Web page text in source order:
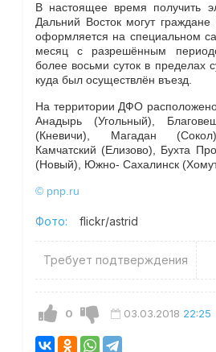
В настоящее время получить
Дальний Восток могут граждане
оформляется на специальном
месяц с разрешённым
более восьми суток в пределах
куда был осуществлён въезд.
На территории ДФО
Анадырь (Угольный),
(Кневичи), Магадан
Камчатский (Елизово), Бухта
(Новый), Южно- Сахалинск
© pnp.ru
Фото: flickr/astrid
Требует подтверждения
0 03.03.2018 22:25